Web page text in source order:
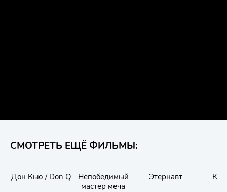
СМОТРЕТЬ ЕЩЁ ФИЛЬМЫ:
Дон Кью / Don Q
Непобедимый
мастер меча
Этернавт